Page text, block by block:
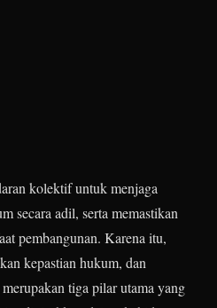
kolektif untuk menjaga
secara adil, serta memastikan
pembangunan. Karena itu,
kepastian hukum, dan
tiga pilar utama yang